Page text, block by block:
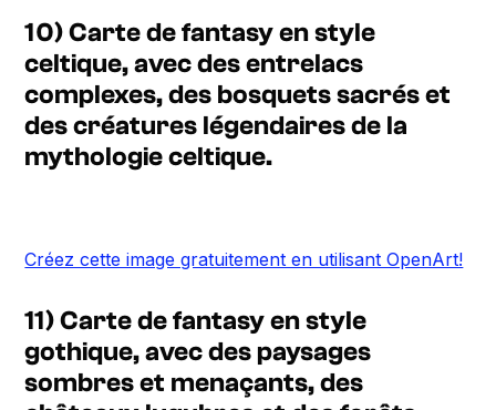
10) Carte de fantasy en style
celtique, avec des entrelacs
complexes, des bosquets sacrés et
des créatures légendaires de la
mythologie celtique.
Créez cette image gratuitement en utilisant OpenArt!
11) Carte de fantasy en style
gothique, avec des paysages
sombres et menaçants, des